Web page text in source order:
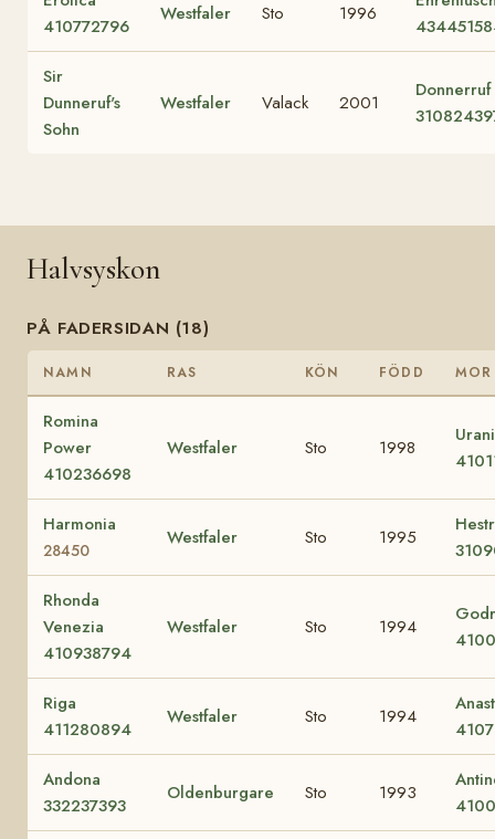
410772796
Westfaler Sto 1996
Sir
Dunneruf's
Sohn
Westfaler Valack 2001
Donnerruf
Halvsyskon
PÅ FADERSIDAN (18)
NAMN RAS KÖN FÖDD MOR
Romina
Power
410236698
Westfaler Sto 1998
Harmonia
28450
Westfaler Sto 1995
Rhonda
Venezia
410938794
Westfaler Sto 1994
Riga
411280894
Westfaler Sto 1994
Andona
332237393
Oldenburgare Sto 1993